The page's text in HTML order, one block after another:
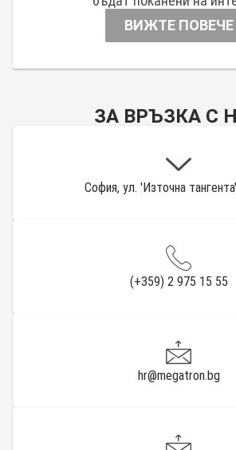
ВИЖТЕ ПОВЕЧЕ
ЗА ВРЪЗКА С
София, ул. 'Източна
(+359) 2 975 15 55
hr@megatron.bg